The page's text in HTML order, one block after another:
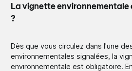
La vignette
?
Dès que vous circulez dans l'une
environnementales signalées, la
environnementale est obligatoire.